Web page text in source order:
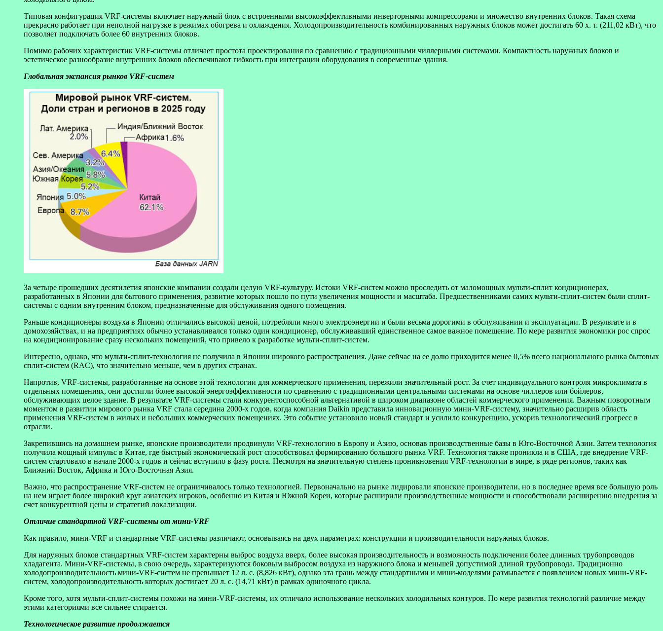
Типовая конфигурация VRF-системы включает наружный блок с встроенными высокоэффективными инверторными компрессорами и множество внутренних блоков. Такая схема
прекрасно работает при неполной нагрузке в режимах обогрева и охлаждения. Холодопроизводительность комбинированных наружных блоков может достигать 60 х. т. (211,02 кВт), что
позволяет подключать более 60 внутренних блоков.
Помимо рабочих характеристик VRF-системы отличает простота проектирования по сравнению с традиционными чиллерными системами. Компактность наружных блоков и
эстетическое разнообразие внутренних блоков обеспечивают гибкость при интеграции оборудования в современные здания.
Глобальная экспансия рынков VRF-систем
За четыре прошедших десятилетия японские компании создали целую VRF-культуру. Истоки VRF-систем можно проследить от маломощных мульти-сплит кондиционерах,
разработанных в Японии для бытового применения, развитие которых пошло по пути увеличения мощности и масштаба. Предшественниками самих мульти-сплит-систем были сплит-
системы с одним внутренним блоком, предназначенные для обслуживания одного помещения.
Раньше кондиционеры воздуха в Японии отличались высокой ценой, потребляли много электроэнергии и были весьма дорогими в обслуживании и эксплуатации. В результате и в
домохозяйствах, и на предприятиях обычно устанавливался только один кондиционер, обслуживавший единственное самое важное помещение. По мере развития экономики рос спрос
на кондиционирование сразу нескольких помещений, что привело к разработке мульти-сплит-систем.
Интересно, однако, что мульти-сплит-технология не получила в Японии широкого распространения. Даже сейчас на ее долю приходится менее 0,5% всего национального рынка бытовых
сплит-систем (RAC), что значительно меньше, чем в других странах.
Напротив, VRF-системы, разработанные на основе этой технологии для коммерческого применения, пережили значительный рост. За счет индивидуального контроля микроклимата в
отдельных помещениях, они достигли более высокой энергоэффективности по сравнению с традиционными центральными системами на основе чиллеров или бойлеров,
обслуживающих целое здание. В результате VRF-системы стали конкурентоспособной альтернативой в широком диапазоне областей коммерческого применения. Важным поворотным
моментом в развитии мирового рынка VRF стала середина 2000-х годов, когда компания Daikin представила инновационную мини-VRF-систему, значительно расширив область
применения VRF-систем в жилых и небольших коммерческих помещениях. Это событие установило новый стандарт и усилило конкуренцию, ускорив технологический прогресс в
отрасли.
Закрепившись на домашнем рынке, японские производители продвинули VRF-технологию в Европу и Азию, основав производственные базы в Юго-Восточной Азии. Затем технология
получила мощный импульс в Китае, где быстрый экономический рост способствовал формированию большого рынка VRF. Технология также проникла и в США, где внедрение VRF-
систем стартовало в начале 2000-х годов и сейчас вступило в фазу роста. Несмотря на значительную степень проникновения VRF-технологии в мире, в ряде регионов, таких как
Ближний Восток, Африка и Юго-Восточная Азия.
Важно, что распространение VRF-систем не ограничивалось только технологией. Первоначально на рынке лидировали японские производители, но в последнее время все большую роль
на нем играет более широкий круг азиатских игроков, особенно из Китая и Южной Кореи, которые расширили производственные мощности и способствовали расширению внедрения за
счет конкурентной цены и стратегий локализации.
Отличие стандартной VRF-системы от мини-VRF
Как правило, мини-VRF и стандартные VRF-системы различают, основываясь на двух параметрах: конструкции и производительности наружных блоков.
Для наружных блоков стандартных VRF-систем характерны выброс воздуха вверх, более высокая производительность и возможность подключения более длинных трубопроводов
хладагента. Мини-VRF-системы, в свою очередь, характеризуются боковым выбросом воздуха из наружного блока и меньшей допустимой длиной трубопровода. Традиционно
холодопроизводительность мини-VRF-систем не превышает 12 л. с. (8,826 кВт), однако эта грань между стандартными и мини-моделями размывается с появлением новых мини-VRF-
систем, холодопроизводительность которых достигает 20 л. с. (14,71 кВт) в рамках одиночного цикла.
Кроме того, хотя мульти-сплит-системы похожи на мини-VRF-системы, их отличало использование нескольких холодильных контуров. По мере развития технологий различие между
этими категориями все сильнее стирается.
Технологическое развитие продолжается